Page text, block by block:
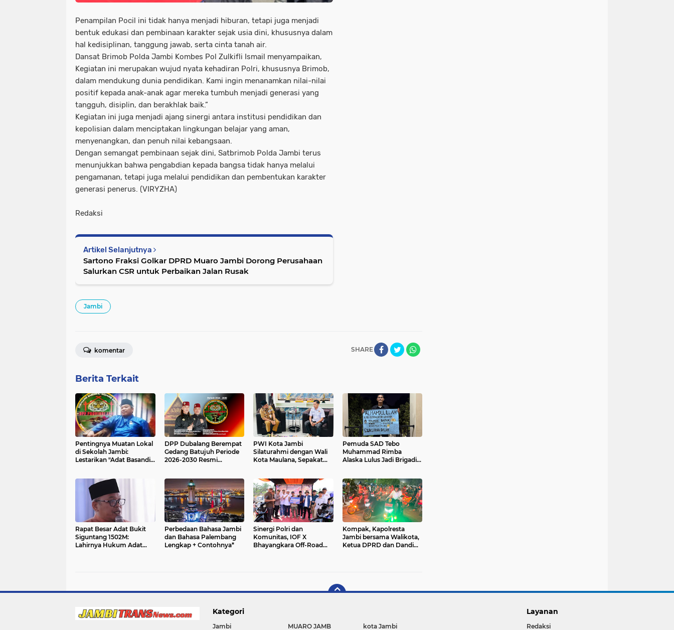
Penampilan Pocil ini tidak hanya menjadi hiburan, tetapi juga menjadi
bentuk edukasi dan pembinaan karakter sejak usia dini, khususnya dalam
hal kedisiplinan, tanggung jawab, serta cinta tanah air.
Dansat Brimob Polda Jambi Kombes Pol Zulkifli Ismail menyampaikan,
Kegiatan ini merupakan wujud nyata kehadiran Polri, khususnya Brimob,
dalam mendukung dunia pendidikan. Kami ingin menanamkan nilai-nilai
positif kepada anak-anak agar mereka tumbuh menjadi generasi yang
tangguh, disiplin, dan berakhlak baik.”
Kegiatan ini juga menjadi ajang sinergi antara institusi pendidikan dan
kepolisian dalam menciptakan lingkungan belajar yang aman,
menyenangkan, dan penuh nilai kebangsaan.
Dengan semangat pembinaan sejak dini, Satbrimob Polda Jambi terus
menunjukkan bahwa pengabdian kepada bangsa tidak hanya melalui
pengamanan, tetapi juga melalui pendidikan dan pembentukan karakter
generasi penerus. (VIRYZHA)
Redaksi
Artikel Selanjutnya
Sartono Fraksi Golkar DPRD Muaro Jambi Dorong Perusahaan
Salurkan CSR untuk Perbaikan Jalan Rusak
Jambi
SHARE
komentar
Berita Terkait
Pentingnya Muatan Lokal
di Sekolah Jambi:
Lestarikan "Adat Basandi
DPP Dubalang Berempat
Gedang Batujuh Periode
2026-2030 Resmi
PWI Kota Jambi
Silaturahmi dengan Wali
Kota Maulana, Sepakat
Pemuda SAD Tebo
Muhammad Rimba
Alaska Lulus Jadi Brigadir
Rapat Besar Adat Bukit
Siguntang 1502M:
Lahirnya Hukum Adat
Perbedaan Bahasa Jambi
dan Bahasa Palembang
Lengkap + Contohnya*
Sinergi Polri dan
Komunitas, IOF X
Bhayangkara Off-Road
Kompak, Kapolresta
Jambi bersama Walikota,
Ketua DPRD dan Dandim
Kategori
Jambi MUARO JAMB kota Jambi
Layanan
Redaksi